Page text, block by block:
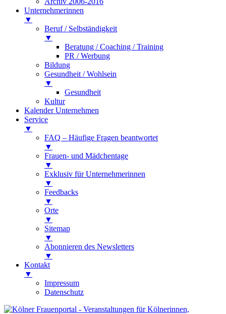
Unternehmerinnen
▼
Beruf / Selbständigkeit
▼
Beratung / Coaching / Training
PR / Werbung
Bildung
Gesundheit / Wohlsein
▼
Gesundheit
Kultur
Kalender Unternehmen
Service
▼
FAQ – Häufige Fragen beantwortet
▼
Frauen- und Mädchentage
▼
Exklusiv für Unternehmerinnen
▼
Feedbacks
▼
Orte
▼
Sitemap
▼
Abonnieren des Newsletters
▼
Kontakt
▼
Impressum
Datenschutz